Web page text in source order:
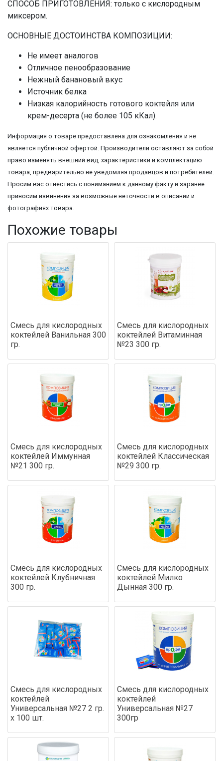
СПОСОБ ПРИГОТОВЛЕНИЯ: только с кислородным
миксером.
ОСНОВНЫЕ ДОСТОИНСТВА КОМПОЗИЦИИ:
Не имеет аналогов
Отличное пенообразование
Нежный банановый вкус
Источник белка
Низкая калорийность готового коктейля или
крем-десерта (не более 105 кКал).
Информация о товаре предоставлена для ознакомления и не
является публичной офертой. Производители оставляют за собой
право изменять внешний вид, характеристики и комплектацию
товара, предварительно не уведомляя продавцов и потребителей.
Просим вас отнестись с пониманием к данному факту и заранее
приносим извинения за возможные неточности в описании и
фотографиях товара.
Похожие товары
Смесь для кислородных
коктейлей Ванильная 300
гр.
Смесь для кислородных
коктейлей Витаминная
№23 300 гр.
Смесь для кислородных
коктейлей Иммунная
№21 300 гр.
Смесь для кислородных
коктейлей Классическая
№29 300 гр.
Смесь для кислородных
коктейлей Клубничная
300 гр.
Смесь для кислородных
коктейлей Милко
Дынная 300 гр.
Смесь для кислородных
коктейлей
Универсальная №27 2 гр.
х 100 шт.
Смесь для кислородных
коктейлей
Универсальная №27
300гр